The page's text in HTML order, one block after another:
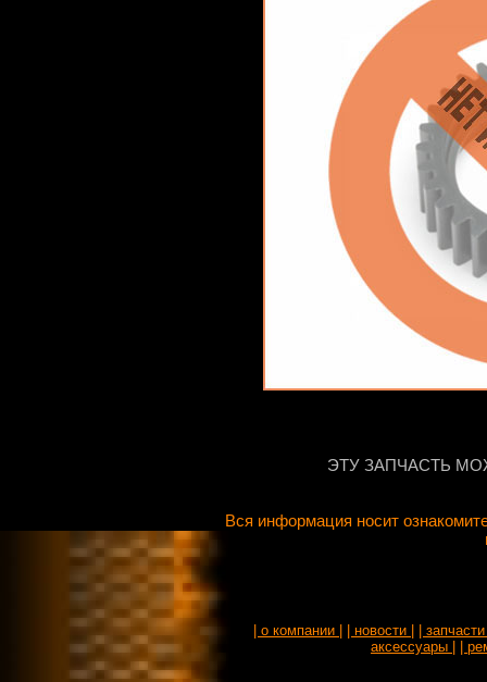
ЭТУ ЗАПЧАСТЬ
Вся информация носит
| о компании | | новости |
|
аксессуары |
|